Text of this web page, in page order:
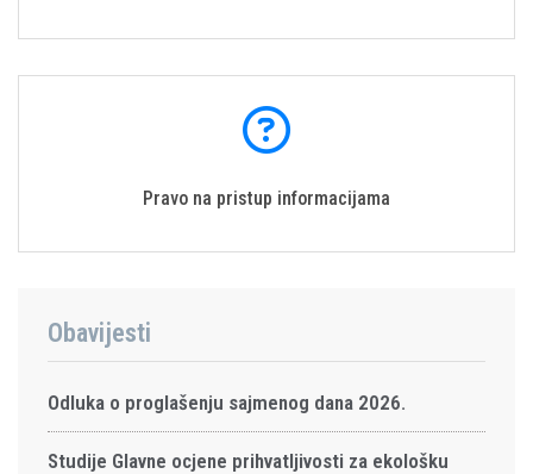
Pravo na pristup informacijama
Obavijesti
Odluka o proglašenju sajmenog dana 2026.
Studije Glavne ocjene prihvatljivosti za ekološku